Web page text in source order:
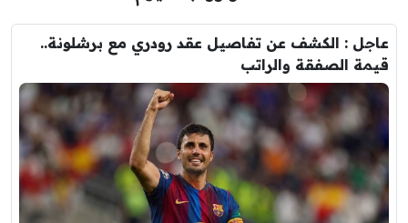
عاجل : الكشف عن تفاصيل عقد رودري مع برشلونة..
قيمة الصفقة والراتب